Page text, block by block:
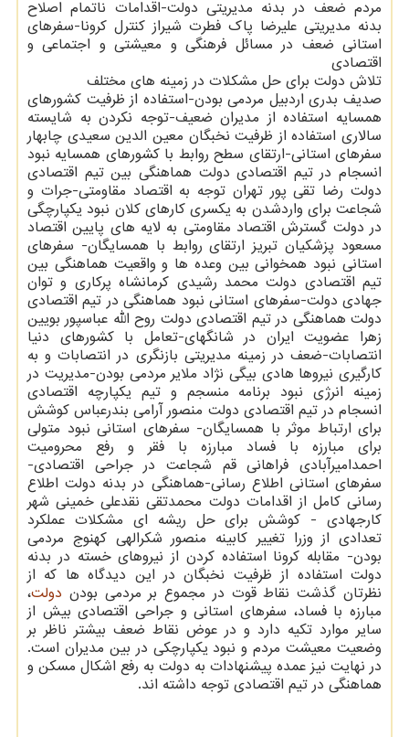
مردم ضعف در بدنه مدیریتی دولت-اقدامات ناتمام اصلاح
بدنه مدیریتی علیرضا پاک فطرت شیراز کنترل کرونا-سفرهای
استانی ضعف در مسائل فرهنگی و معیشتی و اجتماعی و
اقتصادی
تلاش دولت برای حل مشکلات در زمینه های مختلف
صدیف بدری اردبیل مردمی بودن-استفاده از ظرفیت کشورهای
همسایه استفاده از مدیران ضعیف-توجه نکردن به شایسته
سالاری استفاده از ظرفیت نخبگان معین الدین سعیدی چابهار
سفرهای استانی-ارتقای سطح روابط با کشورهای همسایه نبود
انسجام در تیم اقتصادی دولت هماهنگی بین تیم اقتصادی
دولت رضا تقی پور تهران توجه به اقتصاد مقاومتی-جرات و
شجاعت برای واردشدن به یکسری کارهای کلان نبود یکپارچگی
در دولت گسترش اقتصاد مقاومتی به لایه های پایین اقتصاد
مسعود پزشکیان تبریز ارتقای روابط با همسایگان- سفرهای
استانی نبود همخوانی بین وعده ها و واقعیت هماهنگی بین
تیم اقتصادی دولت محمد رشیدی کرمانشاه پرکاری و توان
جهادی دولت-سفرهای استانی نبود هماهنگی در تیم اقتصادی
دولت هماهنگی در تیم اقتصادی دولت روح الله عباسپور بویین
زهرا عضویت ایران در شانگهای-تعامل با کشورهای دنیا
انتصابات-ضعف در زمینه مدیریتی بازنگری در انتصابات و به
کارگیری نیروها هادی بیگی نژاد ملایر مردمی بودن-مدیریت در
زمینه انرژی نبود برنامه منسجم و تیم یکپارچه اقتصادی
انسجام در تیم اقتصادی دولت منصور آرامی بندرعباس کوشش
برای ارتباط موثر با همسایگان- سفرهای استانی نبود متولی
برای مبارزه با فساد مبارزه با فقر و رفع محرومیت
احمدامیرآبادی فراهانی قم شجاعت در جراحی اقتصادی-
سفرهای استانی اطلاع رسانی-هماهنگی در بدنه دولت اطلاع
رسانی کامل از اقدامات دولت محمدتقی نقدعلی خمینی شهر
کارجهادی - کوشش برای حل ریشه ای مشکلات عملکرد
تعدادی از وزرا تغییر کابینه منصور شکرالهی کهنوج مردمی
بودن- مقابله کرونا استفاده کردن از نیروهای خسته در بدنه
دولت استفاده از ظرفیت نخبگان در این دیدگاه ها که از
نظرتان گذشت نقاط قوت در مجموع بر مردمی بودن دولت،
مبارزه با فساد، سفرهای استانی و جراحی اقتصادی بیش از
سایر موارد تکیه دارد و در عوض نقاط ضعف بیشتر ناظر بر
وضعیت معیشت مردم و نبود یکپارچکی در بین مدیران است.
در نهایت نیز عمده پیشنهادات به دولت به رفع اشکال مسکن و
هماهنگی در تیم اقتصادی توجه داشته اند.